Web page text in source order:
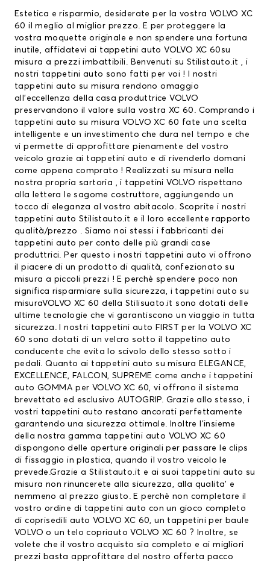
Estetica e risparmio, desiderate per la vostra VOLVO XC
60 il meglio al miglior prezzo. E per proteggere la
vostra moquette originale e non spendere una fortuna
inutile, affidatevi ai tappetini auto VOLVO XC 60su
misura a prezzi imbattibili. Benvenuti su Stilistauto.it , i
nostri tappetini auto sono fatti per voi ! I nostri
tappetini auto su misura rendono omaggio
all’eccellenza della casa produttrice VOLVO
preservandono il valore sulla vostra XC 60. Comprando i
tappetini auto su misura VOLVO XC 60 fate una scelta
intelligente e un investimento che dura nel tempo e che
vi permette di approfittare pienamente del vostro
veicolo grazie ai tappetini auto e di rivenderlo domani
come appena comprato ! Realizzati su misura nella
nostra propria sartoria , i tappetini VOLVO rispettano
alla lettera le sagome costruttore, aggiungendo un
tocco di eleganza al vostro abitacolo. Scoprite i nostri
tappetini auto Stilistauto.it e il loro eccellente rapporto
qualità/prezzo . Siamo noi stessi i fabbricanti dei
tappetini auto per conto delle più grandi case
produttrici. Per questo i nostri tappetini auto vi offrono
il piacere di un prodotto di qualità, confezionato su
misura a piccoli prezzi ! E perchè spendere poco non
significa risparmiare sulla sicurezza, i tappetini auto su
misuraVOLVO XC 60 della Stilisuato.it sono dotati delle
ultime tecnologie che vi garantiscono un viaggio in tutta
sicurezza. I nostri tappetini auto FIRST per la VOLVO XC
60 sono dotati di un velcro sotto il tappetino auto
conducente che evita lo scivolo dello stesso sotto i
pedali. Quanto ai tappetini auto su misura ELEGANCE,
EXCELLENCE, FALCON, SUPREME come anche i tappetini
auto GOMMA per VOLVO XC 60, vi offrono il sistema
brevettato ed esclusivo AUTOGRIP. Grazie allo stesso, i
vostri tappetini auto restano ancorati perfettamente
garantendo una sicurezza ottimale. Inoltre l’insieme
della nostra gamma tappetini auto VOLVO XC 60
dispongono delle aperture originali per passare le clips
di fissaggio in plastica, quando il vostro veicolo le
prevede.Grazie a Stilistauto.it e ai suoi tappetini auto su
misura non rinuncerete alla sicurezza, alla qualita’ e
nemmeno al prezzo giusto. E perchè non completare il
vostro ordine di tappetini auto con un gioco completo
di coprisedili auto VOLVO XC 60, un tappetini per baule
VOLVO o un telo copriauto VOLVO XC 60 ? Inoltre, se
volete che il vostro acquisto sia completo e ai migliori
prezzi basta approfittare del nostro offerta pacco